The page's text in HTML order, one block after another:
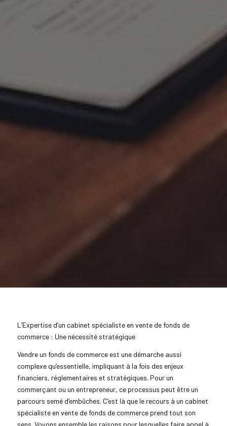
L’Expertise d’un cabinet spécialiste en vente de fonds de
commerce : Une nécessité stratégique
Vendre un fonds de commerce est une démarche aussi
complexe qu’essentielle, impliquant à la fois des enjeux
financiers, réglementaires et stratégiques. Pour un
commerçant ou un entrepreneur, ce processus peut être un
parcours semé d’embûches. C’est là que le recours à un cabinet
spécialiste en vente de fonds de commerce prend tout son
sens. Voyons ensemble les raisons pour lesquelles faire appel à